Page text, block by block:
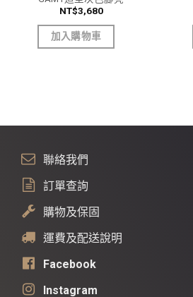
NT$3,680
加入購物車
聯絡我們
訂單查詢
購物及保固
運費及配送說明
Facebook
Instagram